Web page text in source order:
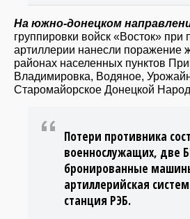
На южно-донецком
группировки войск «Восток»
артиллерии нанесли поражение
районах населенных пунктов
Владимировка, Водяное,
Старомайорское Донецкой
Потери противника
военнослужащих, две
бронированные
артиллерийская
станция РЭБ.